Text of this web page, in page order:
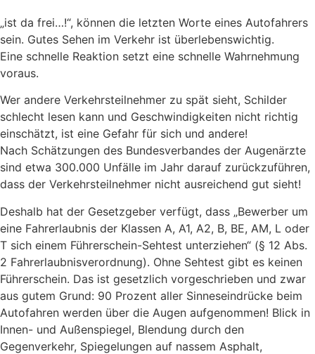
„ist da frei…!“, können die letzten Worte eines Autofahrers
sein. Gutes Sehen im Verkehr ist überlebenswichtig.
Eine schnelle Reaktion setzt eine schnelle Wahrnehmung
voraus.
Wer andere Verkehrsteilnehmer zu spät sieht, Schilder
schlecht lesen kann und Geschwindigkeiten nicht richtig
einschätzt, ist eine Gefahr für sich und andere!
Nach Schätzungen des Bundesverbandes der Augenärzte
sind etwa 300.000 Unfälle im Jahr darauf zurückzuführen,
dass der Verkehrsteilnehmer nicht ausreichend gut sieht!
Deshalb hat der Gesetzgeber verfügt, dass „Bewerber um
eine Fahrerlaubnis der Klassen A, A1, A2, B, BE, AM, L oder
T sich einem Führerschein-Sehtest unterziehen“ (§ 12 Abs.
2 Fahrerlaubnisverordnung). Ohne Sehtest gibt es keinen
Führerschein. Das ist gesetzlich vorgeschrieben und zwar
aus gutem Grund: 90 Prozent aller Sinneseindrücke beim
Autofahren werden über die Augen aufgenommen! Blick in
Innen- und Außenspiegel, Blendung durch den
Gegenverkehr, Spiegelungen auf nassem Asphalt,